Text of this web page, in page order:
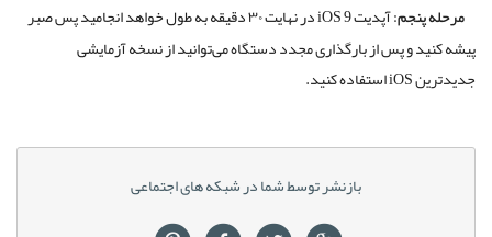
مرحله پنجم:
آپدیت iOS 9 در نهایت ۳۰ دقیقه به طول خواهد انجامید پس صبر
پیشه کنید و پس از بارگذاری مجدد دستگاه می‌توانید از نسخه آزمایشی
جدیدترین iOS استفاده کنید.
بازنشر توسط شما در شبکه های اجتماعی